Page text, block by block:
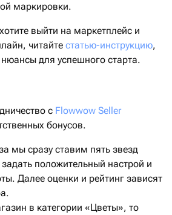
маркировки.
выйти на маркетплейс и
читайте статью-инструкцию,
для успешного старта.
с Flowwow Seller
бонусов.
мы сразу ставим пять звезд
положительный настрой и
Далее оценки и рейтинг зависят
в категории «Цветы», то